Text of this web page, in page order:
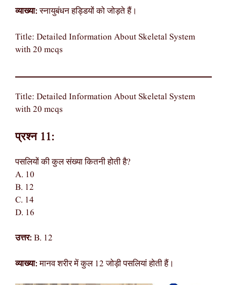
व्याख्या:स्नायुबंधन हड्डियों को जोड़ते हैं।
Title: Detailed Information About Skeletal System
with 20 mcqs
Title: Detailed Information About Skeletal System
with 20 mcqs
प्रश्न 11:
पसलियों की कुल संख्या कितनी होती है?
A. 10
B. 12
C. 14
D. 16
उत्तर: B. 12
व्याख्या:मानव शरीर में कुल 12 जोड़ी पसलियां होती हैं।